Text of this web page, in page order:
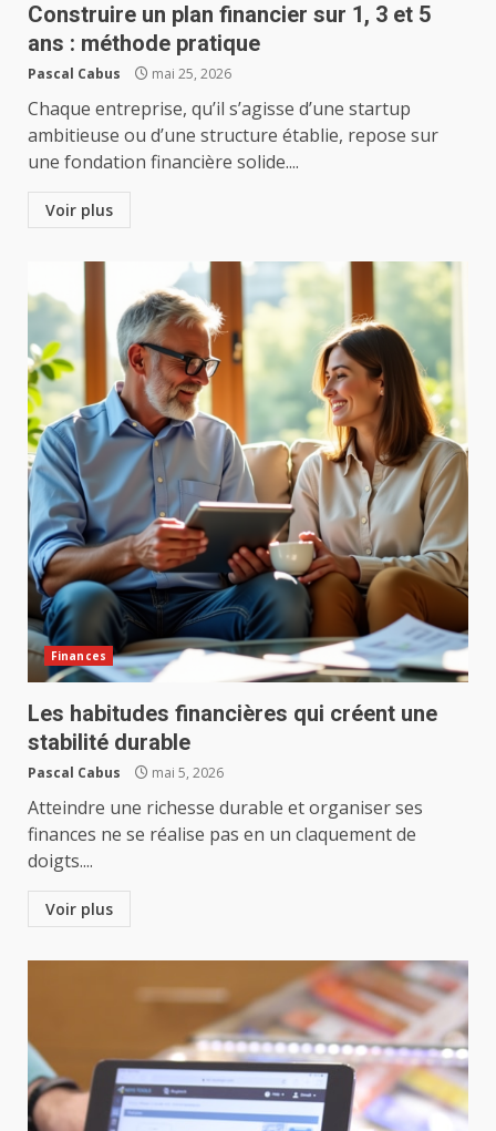
Construire un plan financier sur 1, 3 et 5
ans : méthode pratique
Pascal Cabus mai 25, 2026
Chaque entreprise, qu’il s’agisse d’une startup
ambitieuse ou d’une structure établie, repose sur
une fondation financière solide....
Voir plus
Finances
Les habitudes financières qui créent une
stabilité durable
Pascal Cabus mai 5, 2026
Atteindre une richesse durable et organiser ses
finances ne se réalise pas en un claquement de
doigts....
Voir plus